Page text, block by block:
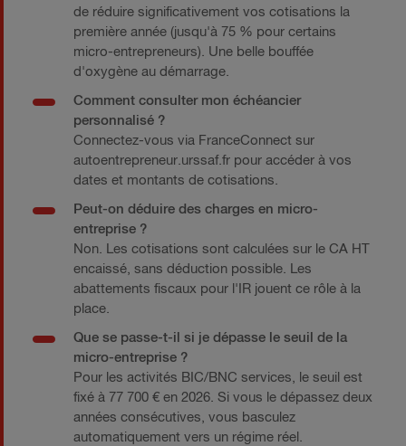
de réduire significativement vos cotisations la
première année (jusqu'à 75 % pour certains
micro-entrepreneurs). Une belle bouffée
d'oxygène au démarrage.
Comment consulter mon échéancier
personnalisé ?
Connectez-vous via FranceConnect sur
autoentrepreneur.urssaf.fr pour accéder à vos
dates et montants de cotisations.
Peut-on déduire des charges en micro-
entreprise ?
Non. Les cotisations sont calculées sur le CA HT
encaissé, sans déduction possible. Les
abattements fiscaux pour l'IR jouent ce rôle à la
place.
Que se passe-t-il si je dépasse le seuil de la
micro-entreprise ?
Pour les activités BIC/BNC services, le seuil est
fixé à 77 700 € en 2026. Si vous le dépassez deux
années consécutives, vous basculez
automatiquement vers un régime réel.